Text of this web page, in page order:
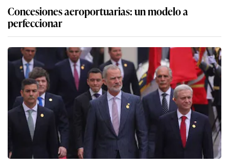
Concesiones aeroportuarias: un modelo a
perfeccionar